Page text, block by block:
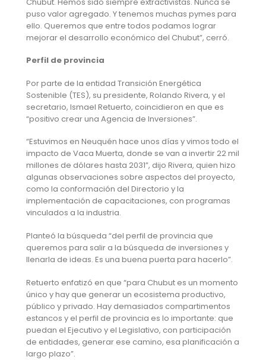
puso valor agregado. Y tenemos muchas pymes para
ello. Queremos que entre todos podamos lograr
mejorar el desarrollo económico del Chubut”, cerró.
Perfil de provincia
Por parte de la entidad Transición Energética
Sostenible (TES), su presidente, Rolando Rivera, y el
secretario, Ismael Retuerto, coincidieron en que es
“positivo crear una Agencia de Inversiones”.
“Estuvimos en Neuquén hace unos días y vimos todo el
impacto de Vaca Muerta, donde se van a invertir 22 mil
millones de dólares hasta 2031”, dijo Rivera, quien hizo
algunas observaciones sobre aspectos del proyecto,
como la conformación del Directorio y la
implementación de capacitaciones, con programas
vinculados a la industria.
Planteó la búsqueda “del perfil de provincia que
queremos para salir a la búsqueda de inversiones y
llenarla de ideas. Es una buena puerta para hacerlo”.
Retuerto enfatizó en que “para Chubut es un momento
único y hay que generar un ecosistema productivo,
público y privado. Hay demasiados compartimentos
estancos y el perfil de provincia es lo importante: que
puedan el Ejecutivo y el Legislativo, con participación
de entidades, generar ese camino, esa planificación a
largo plazo”.